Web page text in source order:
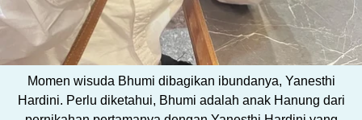
Momen wisuda Bhumi dibagikan ibundanya, Yanesthi
Hardini. Perlu diketahui, Bhumi adalah anak Hanung dari